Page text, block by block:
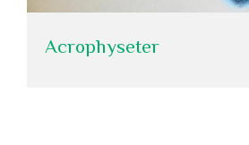
Acrophyseter